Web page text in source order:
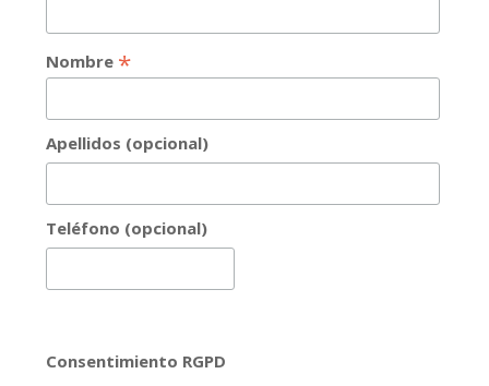
Nombre *
Apellidos (opcional)
Teléfono (opcional)
Consentimiento RGPD